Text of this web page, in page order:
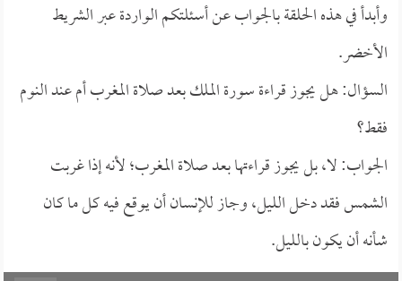
وأبدأ في هذه الحلقة بالجواب عن أسئلتكم الواردة عبر الشريط
الأخضر.
السؤال: هل يجوز قراءة سورة الملك بعد صلاة المغرب أم عند النوم
فقط؟
الجواب: لا، بل يجوز قراءتها بعد صلاة المغرب؛ لأنه إذا غربت
الشمس فقد دخل الليل، وجاز للإنسان أن يوقع فيه كل ما كان
شأنه أن يكون بالليل.